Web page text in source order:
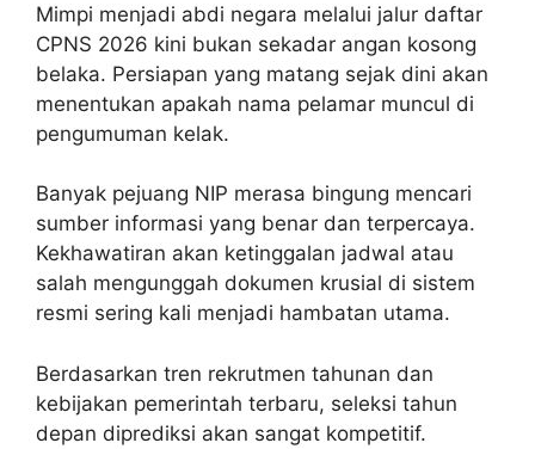
Mimpi menjadi abdi negara melalui jalur daftar
CPNS 2026 kini bukan sekadar angan kosong
belaka. Persiapan yang matang sejak dini akan
menentukan apakah nama pelamar muncul di
pengumuman kelak.
Banyak pejuang NIP merasa bingung mencari
sumber informasi yang benar dan terpercaya.
Kekhawatiran akan ketinggalan jadwal atau
salah mengunggah dokumen krusial di sistem
resmi sering kali menjadi hambatan utama.
Berdasarkan tren rekrutmen tahunan dan
kebijakan pemerintah terbaru, seleksi tahun
depan diprediksi akan sangat kompetitif.